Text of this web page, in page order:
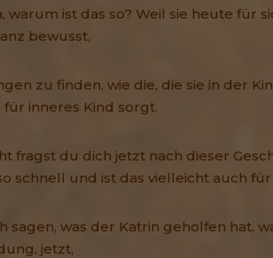
warum ist das so? Weil sie heute für
bewusst,
zu finden, wie die, die sie in der
inneres Kind sorgt.
fragst du dich jetzt nach dieser
schnell und ist das vielleicht auch
sagen, was der Katrin geholfen hat,
jetzt,